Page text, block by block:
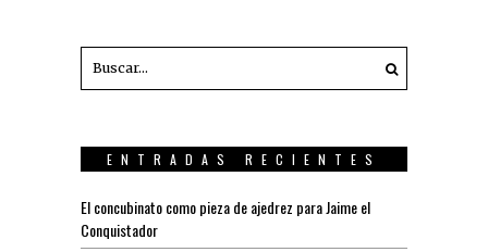
ENTRADAS RECIENTES
El concubinato como pieza de ajedrez para Jaime el
Conquistador